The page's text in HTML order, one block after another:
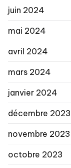
juin 2024
mai 2024
avril 2024
mars 2024
janvier 2024
décembre 2023
novembre 2023
octobre 2023